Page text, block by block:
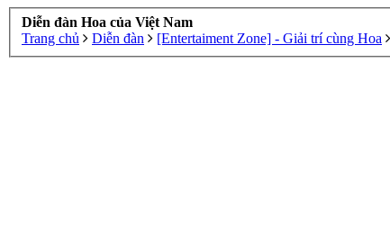
Diễn đàn Hoa của Việt Nam
Trang chủ
Diễn đàn [Entertaiment Zone] - Giải trí cùng Hoa